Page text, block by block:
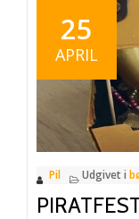
25
APRIL
Pil Udgivet i